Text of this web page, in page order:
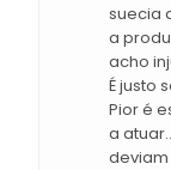
suecia
a
acho
É justo
Pior é
a